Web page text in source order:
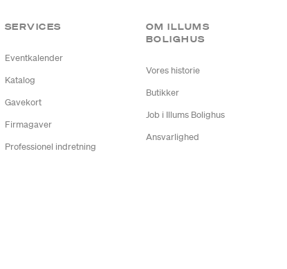
SERVICES
Eventkalender
Katalog
Gavekort
Firmagaver
Professionel indretning
OM ILLUMS
BOLIGHUS
Vores historie
Butikker
Job i Illums Bolighus
Ansvarlighed